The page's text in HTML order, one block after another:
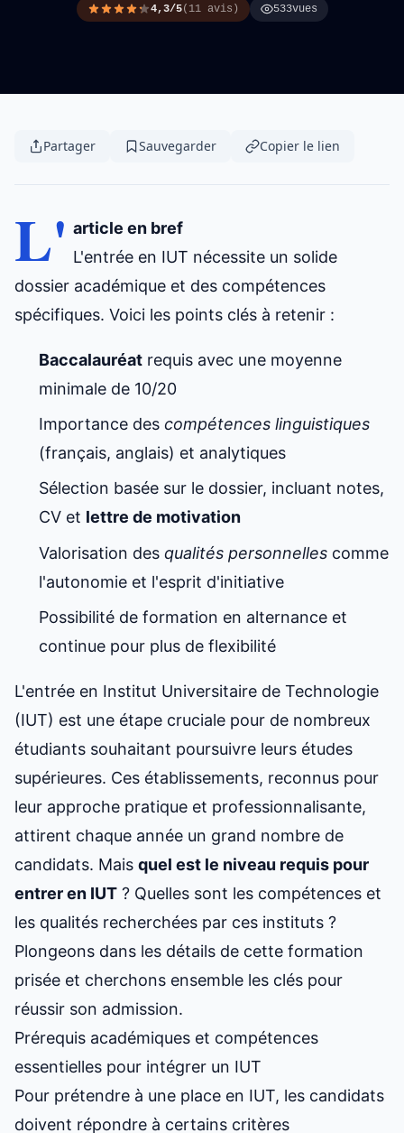
4,3/5(11 avis) 533vues
Partager Sauvegarder Copier le lien
L' article en bref
L'entrée en IUT nécessite un solide
dossier académique et des compétences
spécifiques. Voici les points clés à retenir :
Baccalauréat requis avec une moyenne
minimale de 10/20
Importance des compétences linguistiques
(français, anglais) et analytiques
Sélection basée sur le dossier, incluant notes,
CV et lettre de motivation
Valorisation des qualités personnelles comme
l'autonomie et l'esprit d'initiative
Possibilité de formation en alternance et
continue pour plus de flexibilité
L'entrée en Institut Universitaire de Technologie
(IUT) est une étape cruciale pour de nombreux
étudiants souhaitant poursuivre leurs études
supérieures. Ces établissements, reconnus pour
leur approche pratique et professionnalisante,
attirent chaque année un grand nombre de
candidats. Mais quel est le niveau requis pour
entrer en IUT ? Quelles sont les compétences et
les qualités recherchées par ces instituts ?
Plongeons dans les détails de cette formation
prisée et cherchons ensemble les clés pour
réussir son admission.
Prérequis académiques et compétences
essentielles pour intégrer un IUT
Pour prétendre à une place en IUT, les candidats
doivent répondre à certains critères